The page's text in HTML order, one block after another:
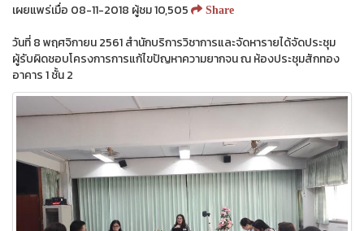
เผยแพร่เมื่อ 08-11-2018 ผู้ชม 10,505
Share
วันที่ 8 พฤศจิกายน 2561 สำนักบริการวิชาการและจัดหารายได้จัดประชุม
ผู้รับผิดชอบโครงการการแก้ไขปัญหาความยากจน ณ ห้องประชุมสักทอง
อาคาร 1 ชั้น 2